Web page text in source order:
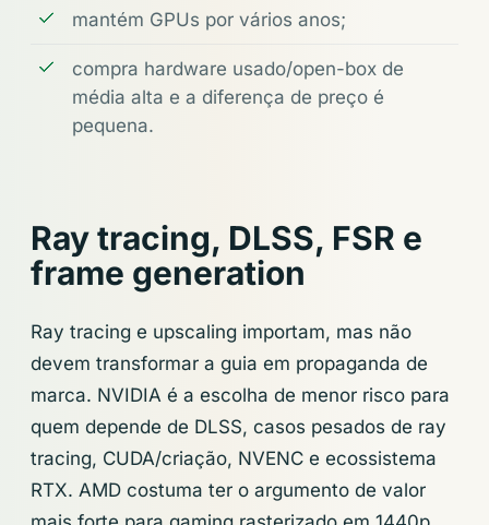
mantém GPUs por vários anos;
compra hardware usado/open-box de
média alta e a diferença de preço é
pequena.
Ray tracing, DLSS, FSR e
frame generation
Ray tracing e upscaling importam, mas não
devem transformar a guia em propaganda de
marca. NVIDIA é a escolha de menor risco para
quem depende de DLSS, casos pesados de ray
tracing, CUDA/criação, NVENC e ecossistema
RTX. AMD costuma ter o argumento de valor